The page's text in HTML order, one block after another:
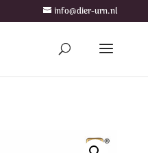
info@dier-urn.nl